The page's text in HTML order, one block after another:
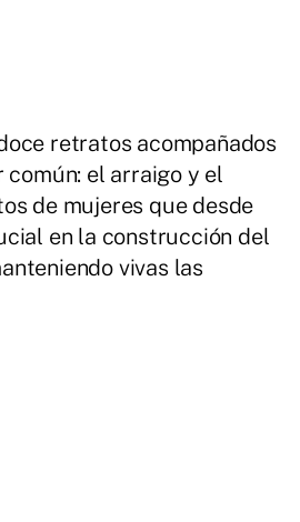
retratos acompañados
común: el arraigo y el
de mujeres que desde
en la construcción del
vivas las